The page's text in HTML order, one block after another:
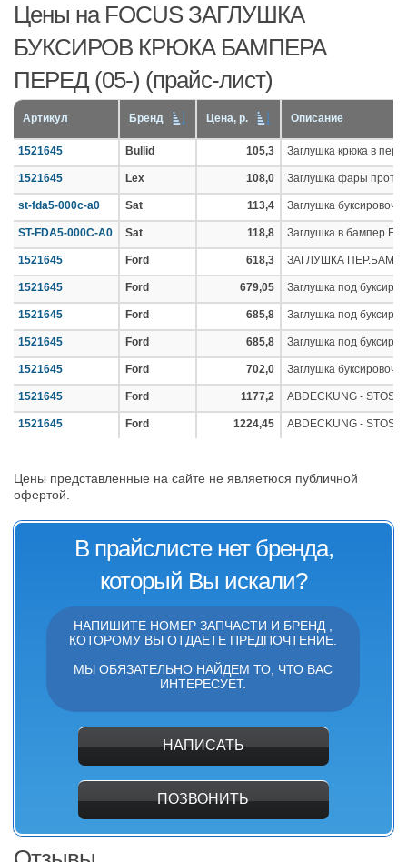
Цены на FOCUS ЗАГЛУШКА
БУКСИРОВ КРЮКА БАМПЕРА
ПЕРЕД (05-) (прайс-лист)
Артикул Бренд Цена, р. Описание
1521645 Bullid 105,3 Заглушка крюка в
1521645 Lex 108,0 Заглушка фары
st-fda5-000c-a0 Sat 113,4 Заглушка
ST-FDA5-000C-A0 Sat 118,8 Заглушка в бампер
1521645 Ford 618,3 ЗАГЛУШКА
1521645 Ford 679,05 Заглушка под
1521645 Ford 685,8 Заглушка под
1521645 Ford 685,8 Заглушка под
1521645 Ford 702,0 Заглушка
1521645 Ford 1177,2 ABDECKUNG -
1521645 Ford 1224,45 ABDECKUNG -
Цены представленные на сайте не являетюся публичной
офертой.
В прайслисте нет бренда,
который Вы искали?
НАПИШИТЕ НОМЕР ЗАПЧАСТИ И БРЕНД ,
КОТОРОМУ ВЫ ОТДАЕТЕ ПРЕДПОЧТЕНИЕ.
МЫ ОБЯЗАТЕЛЬНО НАЙДЕМ ТО, ЧТО ВАС
ИНТЕРЕСУЕТ.
НАПИСАТЬ
ПОЗВОНИТЬ